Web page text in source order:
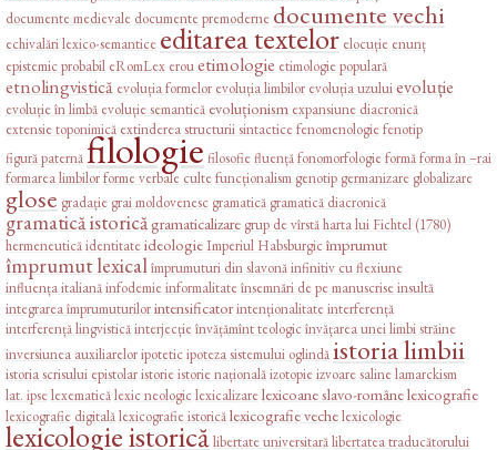
documente medievale documente premoderne documente vechi
echivalări lexico-semantice editarea textelor elocuție enunț
epistemic probabil eRomLex erouetimologie etimologie populară
etnolingvistică evoluția formelor evoluția limbilor evoluția uzuluievoluție
evoluție în limbă evoluție semantică evoluționism expansiune diacronică
extensie toponimică extinderea structurii sintacticefenomenologiefenotip
figură paternăfilologiefilosofiefluențăfonomorfologieformăforma în –rai
formarea limbilorforme verbale cultefuncționalism genotip germanizare globalizare
glose gradație grai moldovenesc gramatică gramatică diacronică
gramatică istorică gramaticalizare grup de vîrstăharta lui Fichtel (1780)
hermeneuticăidentitateideologieImperiul Habsburgicîmprumut
împrumut lexicalîmprumuturi din slavonăinfinitiv cu flexiune
influența italianăinfodemieinformalitateînsemnări de pe manuscriseinsultă
integrarea împrumuturilorintensificatorintenționalitateinterferență
interferență lingvisticăinterjecțieînvățămînt teologicînvățarea unei limbi străine
inversiunea auxiliareloripoteticipoteza sistemului oglindăistoria limbii
istoria scrisului epistolaristorieistorie naționalăizotopieizvoare salinelamarckism
lat. ipselexematicălexic neologiclexicalizarelexicoane slavo-românelexicografie
lexicografie digitalălexicografie istoricălexicografie vechelexicologie
lexicologie istoricălibertate universitarălibertatea traducătorului